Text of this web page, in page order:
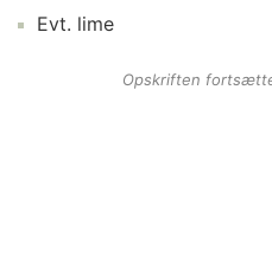
Evt. lime
Opskriften